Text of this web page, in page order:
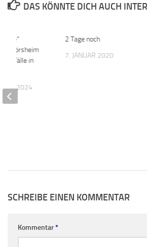
DAS KÖNNTE DICH AUCH
2 Tage noch
7. JANUAR 2020
in Flörsheim
Fälle in
2024
SCHREIBE EINEN KOMMENTAR
Kommentar*